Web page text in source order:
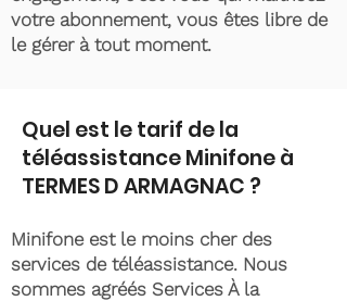
votre abonnement, vous êtes libre de
le gérer à tout moment.
Quel est le tarif de la
téléassistance Minifone à
TERMES D ARMAGNAC ?
Minifone est le moins cher des
services de téléassistance. Nous
sommes agréés Services À la